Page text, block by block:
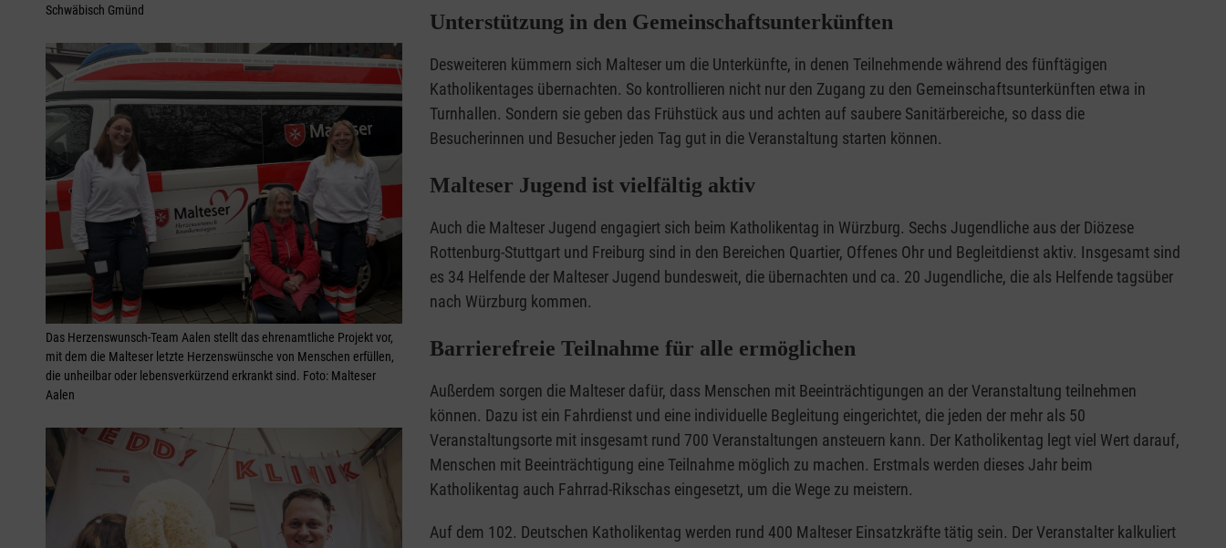
Schwäbisch Gmünd
Das Herzenswunsch-Team Aalen stellt das ehrenamtliche Projekt vor,
mit dem die Malteser letzte Herzenswünsche von Menschen erfüllen,
die unheilbar oder lebensverkürzend erkrankt sind. Foto: Malteser
Aalen
Unterstützung in den Gemeinschaftsunterkünften
Desweiteren kümmern sich Malteser um die Unterkünfte, in denen Teilnehmende während des fünftägigen
Katholikentages übernachten. So kontrollieren nicht nur den Zugang zu den Gemeinschaftsunterkünften etwa in
Turnhallen. Sondern sie geben das Frühstück aus und achten auf saubere Sanitärbereiche, so dass die
Besucherinnen und Besucher jeden Tag gut in die Veranstaltung starten können.
Malteser Jugend ist vielfältig aktiv
Auch die Malteser Jugend engagiert sich beim Katholikentag in Würzburg. Sechs Jugendliche aus der Diözese
Rottenburg-Stuttgart und Freiburg sind in den Bereichen Quartier, Offenes Ohr und Begleitdienst aktiv. Insgesamt sind
es 34 Helfende der Malteser Jugend bundesweit, die übernachten und ca. 20 Jugendliche, die als Helfende tagsüber
nach Würzburg kommen.
Barrierefreie Teilnahme für alle ermöglichen
Außerdem sorgen die Malteser dafür, dass Menschen mit Beeinträchtigungen an der Veranstaltung teilnehmen
können. Dazu ist ein Fahrdienst und eine individuelle Begleitung eingerichtet, die jeden der mehr als 50
Veranstaltungsorte mit insgesamt rund 700 Veranstaltungen ansteuern kann. Der Katholikentag legt viel Wert darauf,
Menschen mit Beeinträchtigung eine Teilnahme möglich zu machen. Erstmals werden dieses Jahr beim
Katholikentag auch Fahrrad-Rikschas eingesetzt, um die Wege zu meistern.
Auf dem 102. Deutschen Katholikentag werden rund 400 Malteser Einsatzkräfte tätig sein. Der Veranstalter kalkuliert